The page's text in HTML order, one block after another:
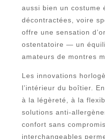
aussi bien un costume
décontractées, voire
offre une sensation
ostentatoire — un
amateurs de montres
Les innovations
l’intérieur du boîtier.
à la légèreté, à la
solutions anti-
confort sans
interchangeables